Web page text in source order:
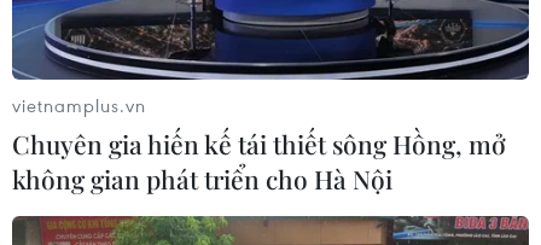
05/08/2026 07:14
Sân bay Nội Bài cho xe biển vàng đón
trả, khách trước sảnh tại Nhà ga T1
05/08/2026 04:01
vietnamplus.vn
Chuyên gia hiến kế tái thiết sông Hồng, mở
không gian phát triển cho Hà Nội